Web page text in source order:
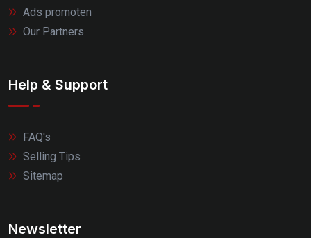
Ads promoten
Our Partners
Help & Support
FAQ's
Selling Tips
Sitemap
Newsletter